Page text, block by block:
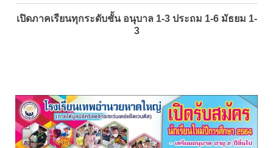
เปิดภาคเรียนทุกระดับชั้น อนุบาล 1-3 ประถม 1-6 มัธยม 1-
3